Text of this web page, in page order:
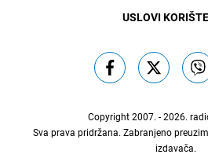
USLOVI
Copyright 2007. - 2026.
Sva prava pridržana. Zabranjeno
izdavača.